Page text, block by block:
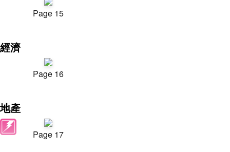
Page 15
經濟
Page 16
地產
Page 17